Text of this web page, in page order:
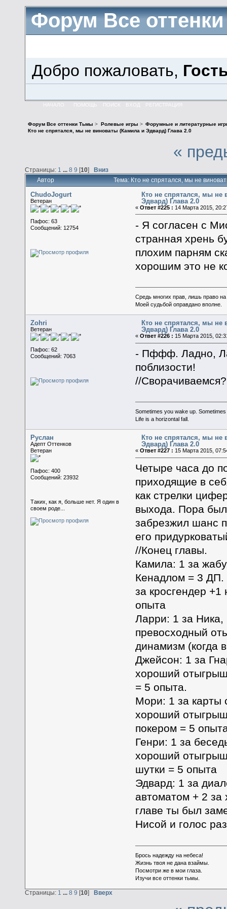
Форум Все
Добро пожаловать,
НАЧАЛО ПОМОЩЬ ВХОД РЕГИСТРАЦИЯ
Форум Все оттенки Тьмы > Ролевые игры > Форумные и литературные
Кто не спрятался, мы не виноваты (Камила и Эдвард) Глава 2.0
«
Страницы: 1 ... 8 9 [10] Вниз
Автор Тема: Кто не спрятался, мы не
ChudoJogurt
Ветеран
Пафос: 63
Сообщений: 12754
Кто не спрятался, мы не
Эдвард) Глава 2.0
« Ответ #225 : 14 Марта 2015,
- Я согласен с
странная хрень
плохим парням
хорошим это не
Средь многих прав, лишь право
Моей судьбой оправдано вполне.
Zohri
Ветеран
Пафос: 62
Сообщений: 7063
Кто не спрятался, мы не
Эдвард) Глава 2.0
« Ответ #226 : 15 Марта 2015,
- Пффф. Ладно,
поблизости!
//Сворачиваемся?
Sometimes you wake up.
Life is a horizontal fall.
Руслан
Адепт Оттенков
Ветеран
Пафос: 400
Сообщений: 23932
Таких, как я, больше нет. Я один в
своем роде...
Кто не спрятался, мы не
Эдвард) Глава 2.0
« Ответ #227 : 15 Марта 2015,
Четыре часа до
приходящие в
как стрелки
выхода. Пора
забрезжил шанс
его
//Конец главы.
Камила: 1 за
Кенадлом = 3 ДП.
за кросгендер
опыта
Ларри: 1 за
превосходный
динамизм (когда
Джейсон: 1 за
хороший отыгрыш
= 5 опыта.
Мори: 1 за карты
хороший отыгрыш
покером = 5
Генри: 1 за
хороший отыгрыш
шутки = 5 опыта
Эдвард: 1 за
автоматом + 2
главе ты был
Нисой и голос
Брось надежду на небеса!
Жизнь твоя не дана взаймы.
Посмотри же в мои глаза.
Изучи все оттенки тьмы.
Страницы: 1 8 9 [10] Вверх